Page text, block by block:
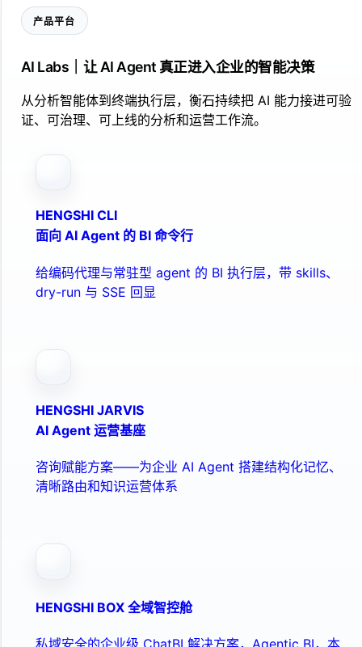
产品平台
AI Labs｜让 AI Agent 真正进入企业的智能决策
从分析智能体到终端执行层，衡石持续把 AI 能力接进可验
证、可治理、可上线的分析和运营工作流。
HENGSHI CLI
面向 AI Agent 的 BI 命令行
给编码代理与常驻型 agent 的 BI 执行层，带 skills、
dry-run 与 SSE 回显
HENGSHI JARVIS
AI Agent 运营基座
咨询赋能方案——为企业 AI Agent 搭建结构化记忆、
清晰路由和知识运营体系
HENGSHI BOX 全域智控舱